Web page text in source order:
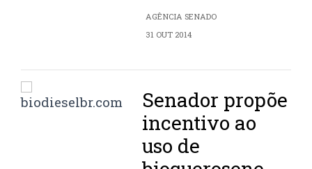
AGÊNCIA SENADO
31 OUT 2014
Senador propõe
incentivo ao
uso de